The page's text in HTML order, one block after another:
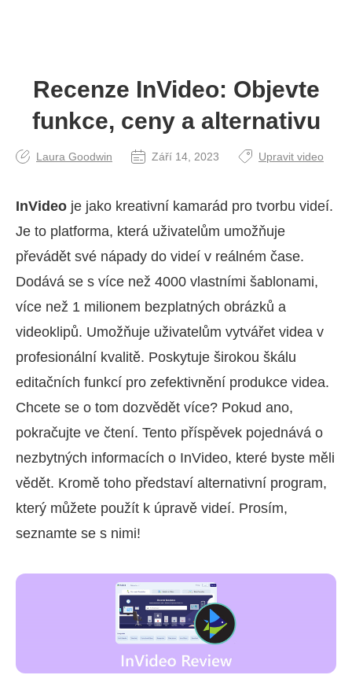
Recenze InVideo: Objevte
funkce, ceny a alternativu
Laura Goodwin Září 14, 2023 Upravit video
InVideo je jako kreativní kamarád pro tvorbu videí.
Je to platforma, která uživatelům umožňuje
převádět své nápady do videí v reálném čase.
Dodává se s více než 4000 vlastními šablonami,
více než 1 milionem bezplatných obrázků a
videoklipů. Umožňuje uživatelům vytvářet videa v
profesionální kvalitě. Poskytuje širokou škálu
editačních funkcí pro zefektivnění produkce videa.
Chcete se o tom dozvědět více? Pokud ano,
pokračujte ve čtení. Tento příspěvek pojednává o
nezbytných informacích o InVideo, které byste měli
vědět. Kromě toho představí alternativní program,
který můžete použít k úpravě videí. Prosím,
seznamte se s nimi!